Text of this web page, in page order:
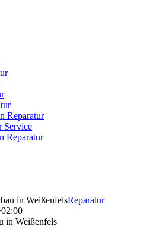
Reparatur
Service
Reparatur
in WeißenfelsReparatur
in Weißenfels